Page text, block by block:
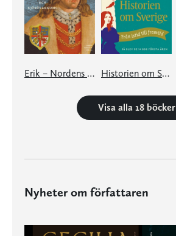
Erik – Nordens härskare och sjörövarkung Historien om Sverige
Visa alla 18 böcker
Nyheter om författaren